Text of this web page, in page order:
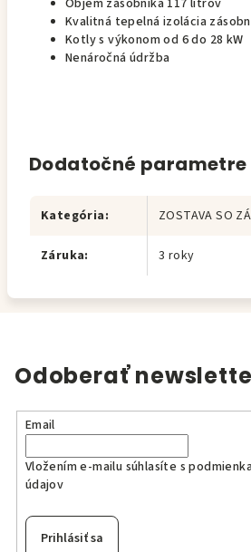
Objem zásobníka 117 litrov
Kvalitná tepelná izolácia
Kotly s výkonom od 6 do 28 kW
Nenáročná údržba
Dodatočné parametre
Kategória: ZOSTAVA SO
Záruka: 3 roky
Odoberať
Email
Vložením e-mailu súhlasíte s
údajov
Prihlásiť sa